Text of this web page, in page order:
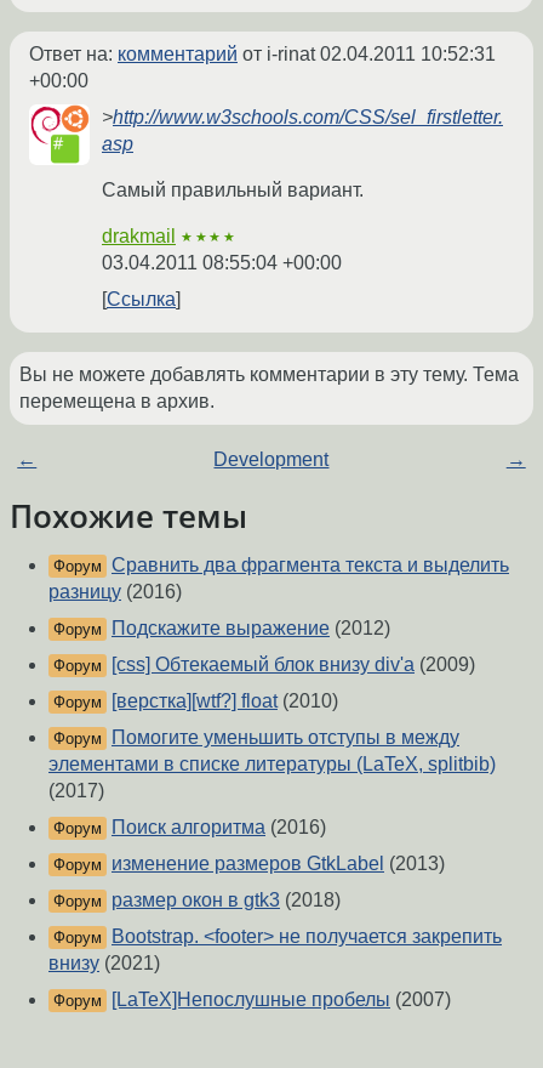
Ответ на: комментарий от i-rinat02.04.2011 10:52:31
+00:00
>http://www.w3schools.com/CSS/sel_firstletter.
asp
Самый правильный вариант.
drakmail ★★★★
03.04.2011 08:55:04 +00:00
Ссылка
Вы не можете добавлять комментарии в эту тему. Тема
перемещена в архив.
← Development →
Похожие темы
Форум Сравнить два фрагмента текста и выделить
разницу (2016)
Форум Подскажите выражение (2012)
Форум [css] Обтекаемый блок внизу div'а (2009)
Форум [верстка][wtf?] float(2010)
Форум
Помогите уменьшить отступы в между
элементами в списке литературы (LaTeX, splitbib)
(2017)
Форум Поиск алгоритма (2016)
Форум изменение размеров GtkLabel (2013)
Форум размер окон в gtk3 (2018)
Форум
Bootstrap. <footer> не получается закрепить
внизу (2021)
Форум [LaTeX]Непослушные пробелы (2007)